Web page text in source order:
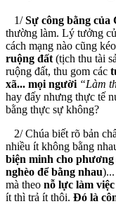
1/Sự công bằng của
thường làm. Lý tưởng
cách mạng nào cũng
ruộng đất (tịch thu tài
ruộng đất, thu gom các
xã... mọi người “Làm
hay đấy nhưng thực tế
bằng thực sự không?
2/ Chúa biết rõ bản
nhiều ít không bằng
biện minh cho
nghèo để bằng nhau
mà theo nỗ lực làm
ít thì trả ít thôi. Đó là